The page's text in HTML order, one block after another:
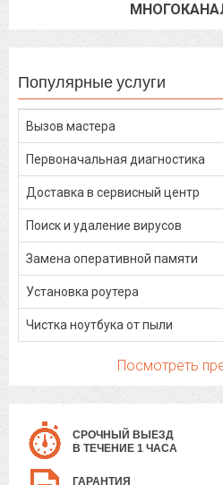
Популярные услуги
Вызов мастера
Первоначальная диагностика
Доставка в сервисный центр
Поиск и удаление вирусов
Замена оперативной памяти
Установка роутера
Чистка ноутбука от пыли
Посмотреть
СРОЧНЫЙ ВЫЕЗД
В ТЕЧЕНИЕ 1 ЧАСА
ГАРАНТИЯ